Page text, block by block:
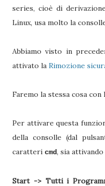
series, cioè di
Linux, usa molto la
Abbiamo visto in
attivato la Rimozione
Faremo la stessa cosa con
Per attivare questa
della consolle (dal
caratteri cmd, sia
Start -> Tutti i